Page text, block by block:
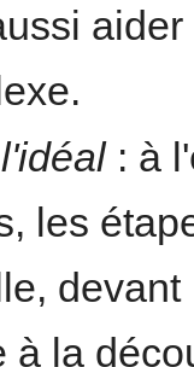
: à
les
à la